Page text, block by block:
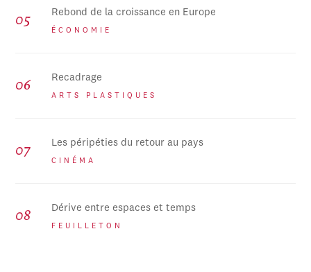
Rebond de la croissance en Europe
ÉCONOMIE
Recadrage
ARTS PLASTIQUES
Les péripéties du retour au pays
CINÉMA
Dérive entre espaces et temps
FEUILLETON